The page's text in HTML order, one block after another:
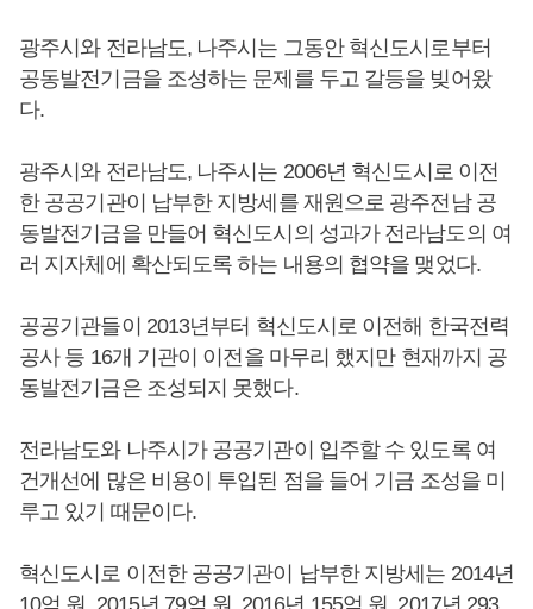
광주시와 전라남도, 나주시는 그동안 혁신도시로부터
공동발전기금을 조성하는 문제를 두고 갈등을 빚어왔
다.
광주시와 전라남도, 나주시는 2006년 혁신도시로 이전
한 공공기관이 납부한 지방세를 재원으로 광주전남 공
동발전기금을 만들어 혁신도시의 성과가 전라남도의 여
러 지자체에 확산되도록 하는 내용의 협약을 맺었다.
공공기관들이 2013년부터 혁신도시로 이전해 한국전력
공사 등 16개 기관이 이전을 마무리 했지만 현재까지 공
동발전기금은 조성되지 못했다.
전라남도와 나주시가 공공기관이 입주할 수 있도록 여
건개선에 많은 비용이 투입된 점을 들어 기금 조성을 미
루고 있기 때문이다.
혁신도시로 이전한 공공기관이 납부한 지방세는 2014년